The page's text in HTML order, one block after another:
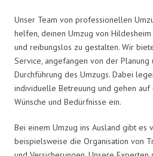
Unser Team von professionellen
helfen, deinen Umzug von
und reibungslos zu gestalten. Wir
Service, angefangen von der Planung
Durchführung des Umzugs. Dabei
individuelle Betreuung und gehen auf
Wünsche und Bedürfnisse ein.
Bei einem Umzug ins Ausland gibt es
beispielsweise die Organisation von